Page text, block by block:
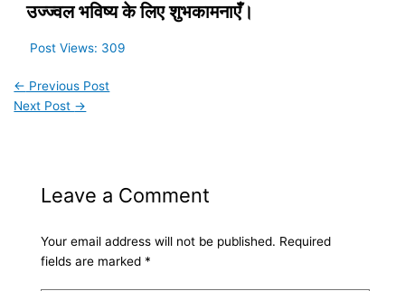
उज्ज्वल भविष्य के लिए शुभकामनाएँ।
Post Views: 309
← Previous Post
Next Post →
Leave a Comment
Your email address will not be published. Required
fields are marked *